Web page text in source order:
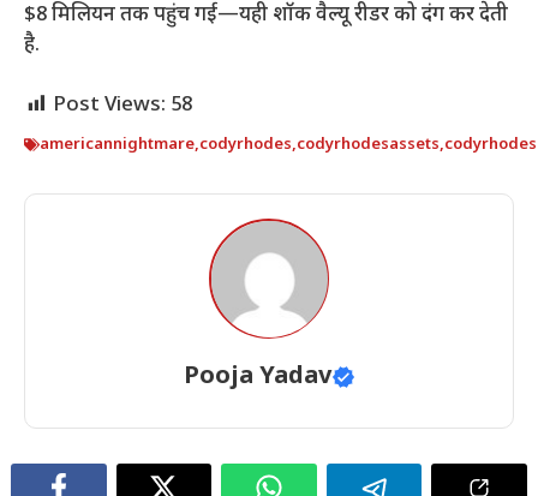
$8 मिलियन तक पहुंच गई—यही शॉक वैल्यू रीडर को दंग कर देती
है.
Post Views: 58
americannightmare,codyrhodes,codyrhodesassets,
Pooja Yadav